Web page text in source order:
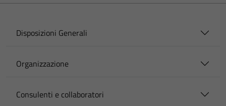
Disposizioni Generali
Organizzazione
Consulenti e collaboratori